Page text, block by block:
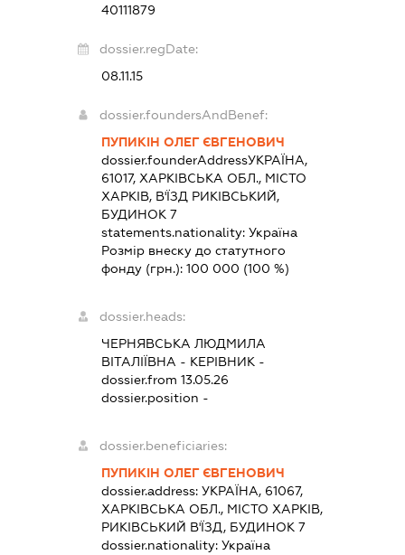
40111879
dossier.regDate:
08.11.15
dossier.foundersAndBenef:
ПУПИКІН ОЛЕГ ЄВГЕНОВИЧ
dossier.founderAddressУКРАЇНА,
61017, ХАРКІВСЬКА ОБЛ., МІСТО
ХАРКІВ, В'ЇЗД РИКІВСЬКИЙ,
БУДИНОК 7
statements.nationality: Україна
Розмір внеску до статутного
фонду (грн.): 100 000 (100 %)
dossier.heads:
ЧЕРНЯВСЬКА ЛЮДМИЛА
ВІТАЛІЇВНА - КЕРІВНИК-
dossier.from 13.05.26
dossier.position -
dossier.beneficiaries:
ПУПИКІН ОЛЕГ ЄВГЕНОВИЧ
dossier.address: УКРАЇНА, 61067,
ХАРКІВСЬКА ОБЛ., МІСТО ХАРКІВ,
РИКІВСЬКИЙ В'ЇЗД, БУДИНОК 7
dossier.nationality: Україна